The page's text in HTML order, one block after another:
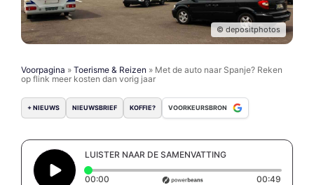
© depositphotos
Voorpagina » Toerisme & Reizen » Met de auto naar Spanje? Reken
op flink meer kosten dan vorig jaar
+ NIEUWS NIEUWSBRIEF KOFFIE? VOORKEURSBRON
LUISTER NAAR DE SAMENVATTING
00:00 Elapsed time: 0 seconds 00:49